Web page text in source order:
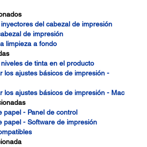
del cabezal de impresión
de impresión
limpieza a fondo
de tinta en el producto
los ajustes básicos de impresión -
los ajustes básicos de impresión - Mac
papel - Panel de control
papel - Software de impresión